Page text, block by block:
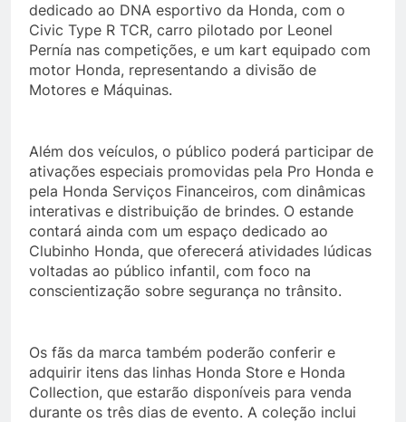
dedicado ao DNA esportivo da Honda, com o
Civic Type R TCR, carro pilotado por Leonel
Pernía nas competições, e um kart equipado com
motor Honda, representando a divisão de
Motores e Máquinas.
Além dos veículos, o público poderá participar de
ativações especiais promovidas pela Pro Honda e
pela Honda Serviços Financeiros, com dinâmicas
interativas e distribuição de brindes. O estande
contará ainda com um espaço dedicado ao
Clubinho Honda, que oferecerá atividades lúdicas
voltadas ao público infantil, com foco na
conscientização sobre segurança no trânsito.
Os fãs da marca também poderão conferir e
adquirir itens das linhas Honda Store e Honda
Collection, que estarão disponíveis para venda
durante os três dias de evento. A coleção inclui